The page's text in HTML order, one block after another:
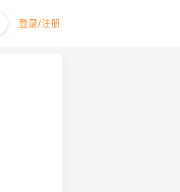
登录/注册